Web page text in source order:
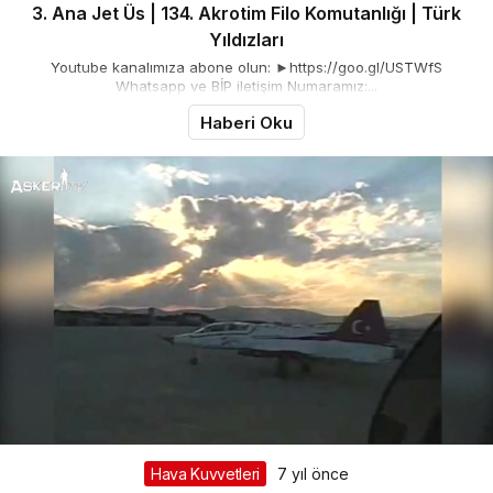
3. Ana Jet Üs | 134. Akrotim Filo Komutanlığı | Türk
Yıldızları
Youtube kanalımıza abone olun: ►https://goo.gl/USTWfS
Whatsapp ve BİP iletişim Numaramız:...
Haberi Oku
Hava Kuvvetleri 7 yıl önce